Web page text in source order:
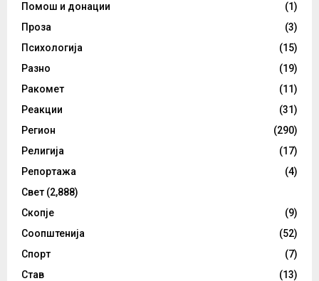
Помош и донации
(1)
Проза
(3)
Психологија
(15)
Разно
(19)
Ракомет
(11)
Реакции
(31)
Регион
(290)
Религија
(17)
Репортажа
(4)
Свет (2,888)
Скопје
(9)
Соопштенија
(52)
Спорт
(7)
Став
(13)